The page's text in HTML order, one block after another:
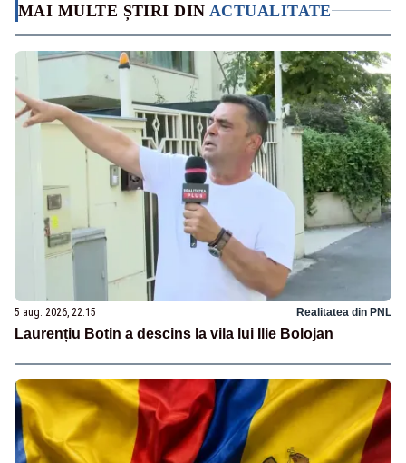
MAI MULTE ȘTIRI DIN ACTUALITATE
5 aug. 2026, 22:15 Realitatea din PNL
Laurențiu Botin a descins la vila lui Ilie Bolojan